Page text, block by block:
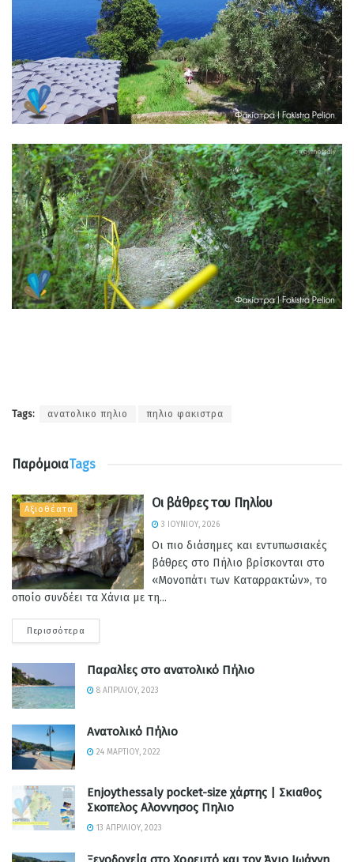
Tags: ανατολικο πηλιο πηλιο φακιστρα
ΠαρόμοιαTags
Αξιοθέατα Οι βάθρες του Πηλίου
3 ΙΟΥΝΊΟΥ, 2026
Οι πιο διάσημες και εντυπωσιακές
βάθρες στο Πήλιο βρίσκονται στο
«Μονοπάτι των Καταρρακτών», το
οποίο συνδέει τα Χάνια με τη...
Περισσότερα
Παραλίες στο ανατολικό Πήλιο
8 ΑΠΡΙΛΊΟΥ, 2023
Ανατολικό Πήλιο
24 ΜΑΡΤΊΟΥ, 2022
Enjoythessaly pocket-size χάρτης | Σκιαθος
Σκοπελος Αλοννησος Πηλιο
13 ΑΠΡΙΛΊΟΥ, 2023